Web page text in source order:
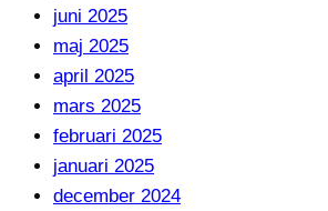
juni 2025
maj 2025
april 2025
mars 2025
februari 2025
januari 2025
december 2024